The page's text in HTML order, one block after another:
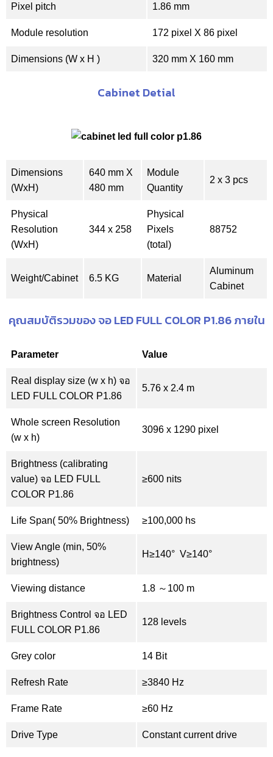
Pixel pitch 1.86 mm
Module resolution 172 pixel X 86 pixel
Dimensions (W x H ) 320 mm X 160 mm
Cabinet Detial
Dimensions
(WxH)
640 mm X
480 mm
Module
Quantity
2 x 3 pcs
Physical
Resolution
(WxH)
344 x 258
Physical
Pixels
(total)
88752
Weight/Cabinet 6.5 KG Material
Aluminum
Cabinet
คุณสมบัติรวมของ จอ LED FULL COLOR P1.86 ภายใน
Parameter Value
Real display size (w x h) จอ
LED FULL COLOR P1.86
5.76 x 2.4 m
Whole screen Resolution
(w x h)
3096 x 1290 pixel
Brightness (calibrating
value) จอ LED FULL
COLOR P1.86
≥600 nits
Life Span( 50% Brightness) ≥100,000 hs
View Angle (min, 50%
brightness)
H≥140° V≥140°
Viewing distance 1.8 ～100 m
Brightness Control จอ LED
FULL COLOR P1.86
128 levels
Grey color 14 Bit
Refresh Rate ≥3840 Hz
Frame Rate ≥60 Hz
Drive Type Constant current drive